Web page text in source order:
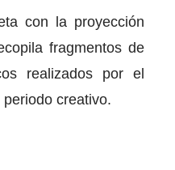
con la proyección
fragmentos de
realizados por el
creativo.